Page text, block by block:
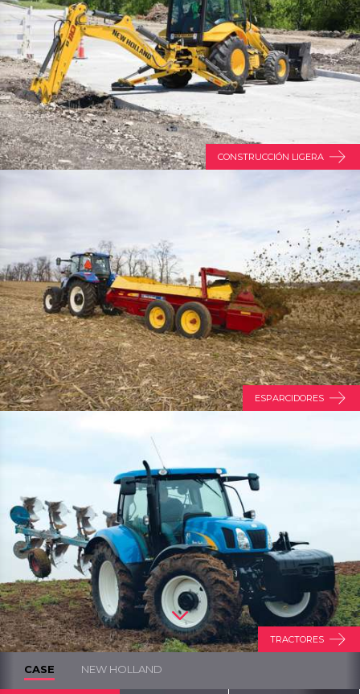
CONSTRUCCIÓN LIGERA
ESPARCIDORES
TRACTORES
CASE NEW HOLLAND